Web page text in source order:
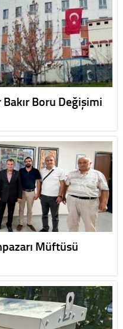
Boru Değişimi
Müftüsü